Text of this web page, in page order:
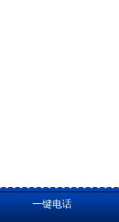
一键电话